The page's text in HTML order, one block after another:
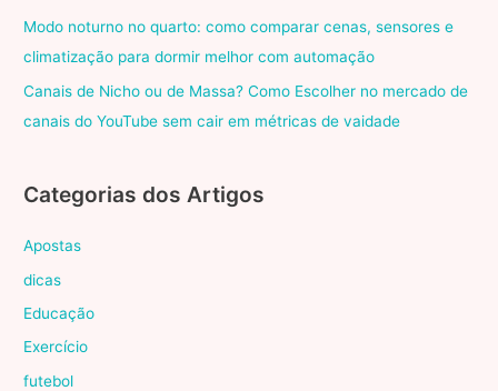
Modo noturno no quarto: como comparar cenas, sensores e
climatização para dormir melhor com automação
Canais de Nicho ou de Massa? Como Escolher no mercado de
canais do YouTube sem cair em métricas de vaidade
Categorias dos Artigos
Apostas
dicas
Educação
Exercício
futebol